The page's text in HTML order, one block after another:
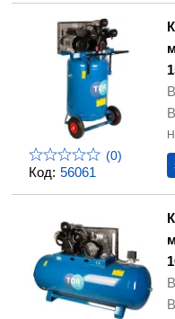
Код: 56061
(0)